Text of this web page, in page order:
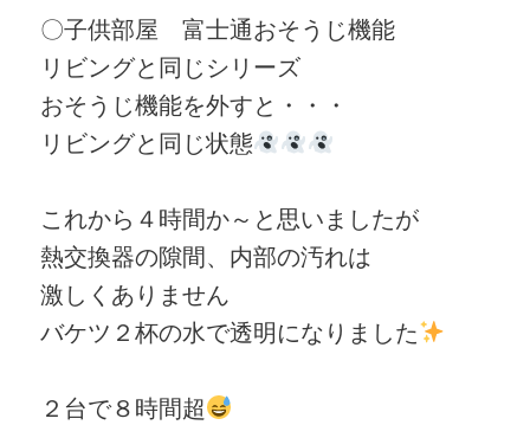
〇子供部屋 富士通おそうじ機能
リビングと同じシリーズ
おそうじ機能を外すと・・・
リビングと同じ状態
これから４時間か～と思いましたが
熱交換器の隙間、内部の汚れは
激しくありません
バケツ２杯の水で透明になりました
２台で８時間超